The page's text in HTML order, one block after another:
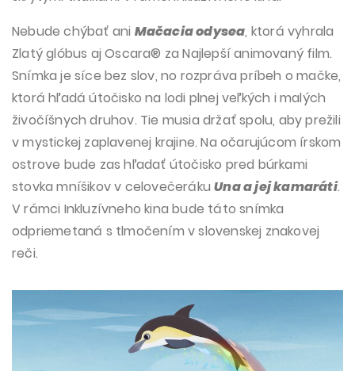
Nebude chýbať ani Mačacia odysea, ktorá vyhrala
Zlatý glóbus aj Oscara® za Najlepší animovaný film.
Snímka je síce bez slov, no rozpráva príbeh o mačke,
ktorá hľadá útočisko na lodi plnej veľkých i malých
živočíšnych druhov. Tie musia držať spolu, aby prežili
v mystickej zaplavenej krajine. Na očarujúcom írskom
ostrove bude zas hľadať útočisko pred búrkami
stovka mníšikov v celovečerákuUna a jej kamaráti.
V rámci Inkluzívneho kina bude táto snímka
odpriemetaná s tlmočením v slovenskej znakovej
reči.